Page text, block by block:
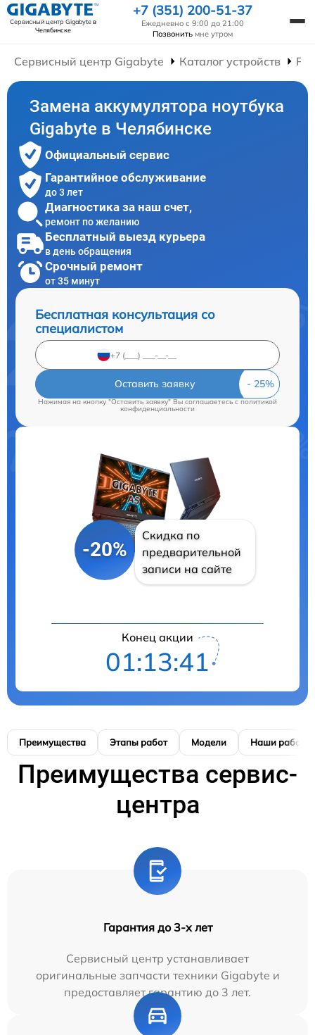
Сервисный центр Gigabyteв
Челябинске
+7 (351) 200-51-37
Ежедневно с 9:00 до 21:00
Позвонить мне утром
Сервисный центр Gigabyte Каталог устройств
Замена аккумулятора ноутбука
Gigabyte в Челябинске
Официальный сервис
Гарантийное обслуживание
до 3 лет
Диагностика за наш счет,
ремонт по желанию
Бесплатный выезд курьера
в день обращения
Срочный ремонт
от 35 минут
Бесплатная консультация со
специалистом
Оставить заявку
Нажимая на кнопку "Оставить заявку" Вы соглашаетесь cполитикой
конфиденциальности
-20%
Скидка по
предварительной
записи на сайте
Конец акции
01:13:41
Преимущества Этапы работ Модели Наши работы
Преимущества сервис-
центра
Гарантия до 3-х лет
Сервисный центр устанавливает
оригинальные запчасти техники Gigabyte и
предоставляет гарантию до 3 лет.